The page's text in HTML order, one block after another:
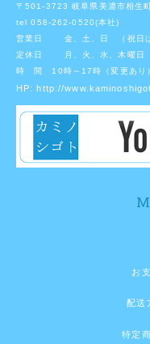
〒501-3723 岐阜県美濃市相生
tel 058-262-0520(本社)
営業日 金、土、日 （祝日は
定休日 月、火、水、木曜日
時 間 10時～17時（変更あり
HP:http://
お
配送
特定